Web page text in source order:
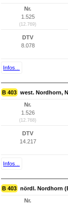
Nr.
1.525
(12.769)
DTV
8.078
Infos...
B 403 west. Nordhorn,
Nr.
1.526
(12.768)
DTV
14.217
Infos...
B 403 nördl. Nordhorn
Nr.